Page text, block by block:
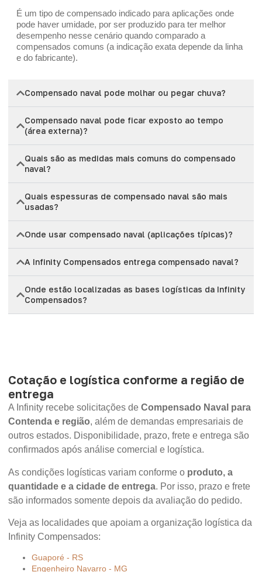
É um tipo de compensado indicado para aplicações onde
pode haver umidade, por ser produzido para ter melhor
desempenho nesse cenário quando comparado a
compensados comuns (a indicação exata depende da linha
e do fabricante).
Compensado naval pode molhar ou pegar chuva?
Compensado naval pode ficar exposto ao tempo
(área externa)?
Quais são as medidas mais comuns do compensado
naval?
Quais espessuras de compensado naval são mais
usadas?
Onde usar compensado naval (aplicações típicas)?
A Infinity Compensados entrega compensado naval?
Onde estão localizadas as bases logísticas da Infinity
Compensados?
Cotação e logística conforme a região de
entrega
A Infinity recebe solicitações de Compensado Naval para
Contenda e região, além de demandas empresariais de
outros estados. Disponibilidade, prazo, frete e entrega são
confirmados após análise comercial e logística.
As condições logísticas variam conforme o produto, a
quantidade e a cidade de entrega. Por isso, prazo e frete
são informados somente depois da avaliação do pedido.
Veja as localidades que apoiam a organização logística da
Infinity Compensados:
Guaporé - RS
Engenheiro Navarro - MG